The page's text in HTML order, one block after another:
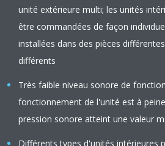
unité extérieure multi; les unités
être commandées de façon
installées dans des pièces
différents
Très faible niveau sonore de
fonctionnement de l'unité est à
pression sonore atteint une valeur
Différents types d'unités intérieures